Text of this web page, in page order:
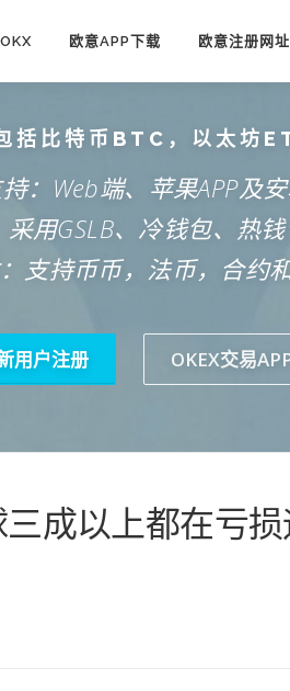
欧意APP下载 欧意注册网址
括比特币BTC，以太坊
：Web端、苹果APP及
采用GSLB、冷钱包、热
支持币币，法币，合约
用户注册 OKEX交易
成以上都在亏